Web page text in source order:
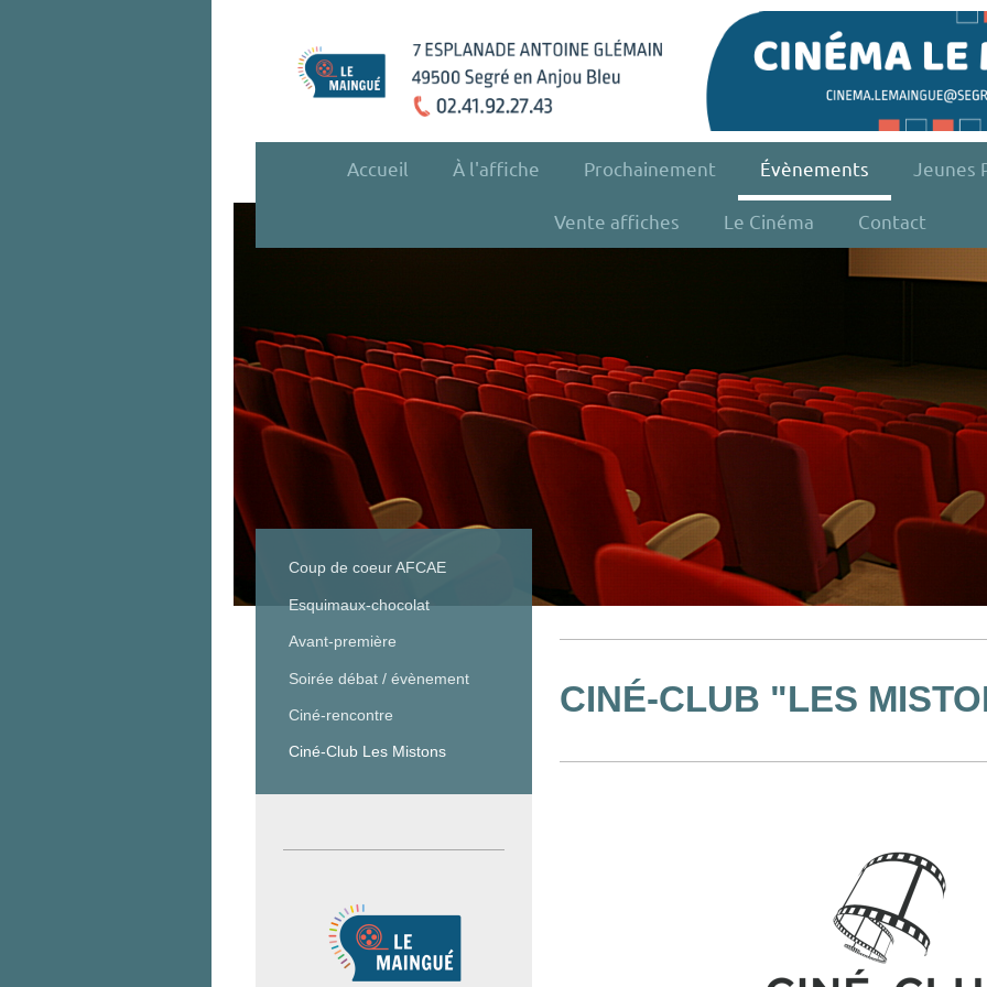
Accueil À l'affiche Prochainement Évènements Jeunes
Vente affiches Le Cinéma Contact
CINÉ-CLUB "LES
Coup de coeur AFCAE
Esquimaux-chocolat
Avant-première
Soirée débat / évènement
Ciné-rencontre
Ciné-Club Les Mistons